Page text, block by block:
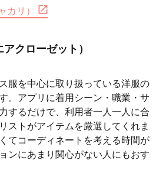
カリ）
クローゼット）
服を中心に取り扱っている洋服の
。アプリに着用シーン・職業・サ
するだけで、利用者一人一人に合
ストがアイテムを厳選してくれま
てコーディネートを考える時間が
ンにあまり関心がない人にもおす